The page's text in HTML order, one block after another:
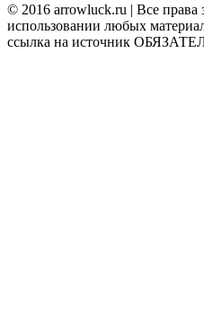
© 2016 arrowluck.ru | Все
использовании любых
ссылка на источник